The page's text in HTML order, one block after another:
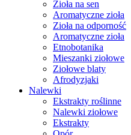
Zioła na sen
Aromatyczne zioła
Zioła na odporność
Aromatyczne zioła
Etnobotanika
Mieszanki ziołowe
Ziołowe blaty
Afrodyzjaki
Nalewki
Ekstrakty roślinne
Nalewki ziołowe
Ekstrakty